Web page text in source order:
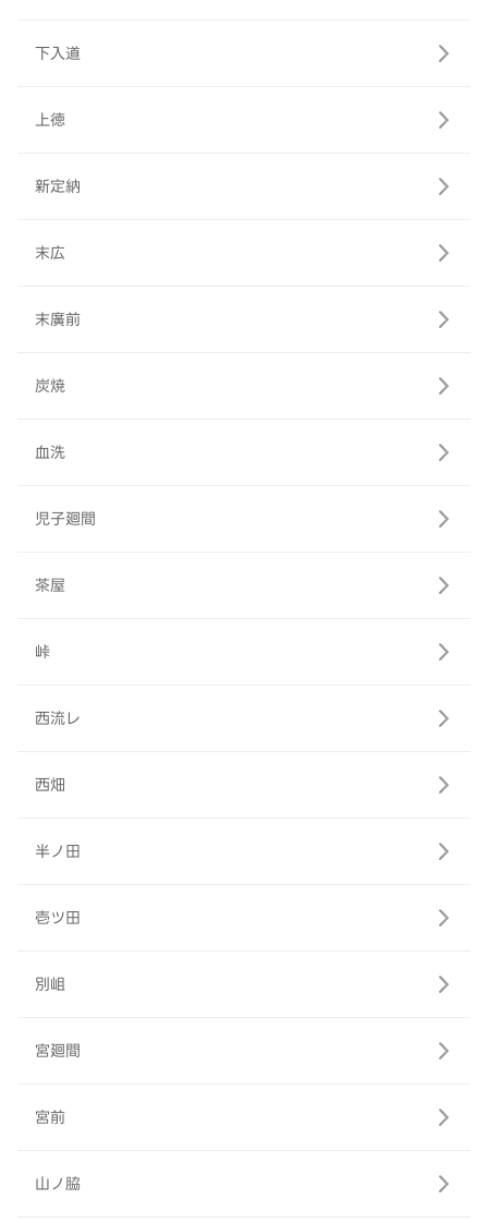
下入道
上徳
新定納
末広
末廣前
炭焼
血洗
児子廻間
茶屋
峠
西流レ
西畑
半ノ田
壱ツ田
別岨
宮廻間
宮前
山ノ脇